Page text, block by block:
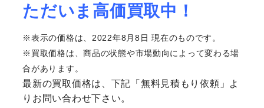
ただいま高価買取中！
※表示の価格は、2022年8月8日 現在のものです。
※買取価格は、商品の状態や市場動向によって変わる場
合があります。
最新の買取価格は、下記「無料見積もり依頼」よ
りお問い合わせ下さい。